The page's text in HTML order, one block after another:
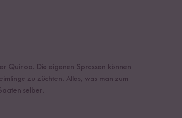
Quinoa. Die eigenen Sprossen können
zu züchten. Alles, was man zum
selber.